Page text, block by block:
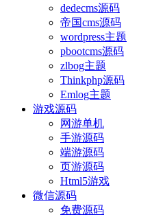
dedecms源码
帝国cms源码
wordpress主题
pbootcms源码
zlbog主题
Thinkphp源码
Emlog主题
游戏源码
网游单机
手游源码
端游源码
页游源码
Html5游戏
微信源码
免费源码